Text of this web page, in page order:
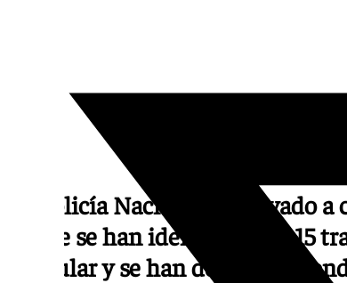
La Policía Nacional ha llevado
la que se han identificado a 15
irregular y se han detectado